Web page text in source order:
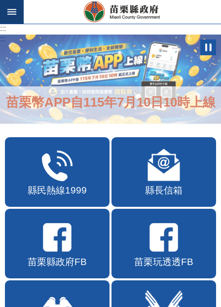
跳到主要內容區塊
:::
:::
苗栗幣APP自115年7月10日10時上線
縣民熱線1999 縣長信箱
苗栗縣政府FB 苗栗玩透透FB